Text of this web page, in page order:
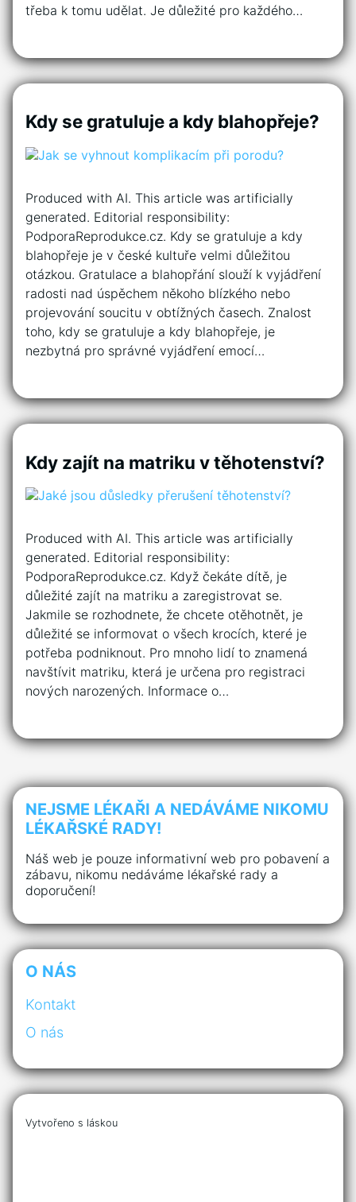
třeba k tomu udělat. Je důležité pro každého…
Kdy se gratuluje a kdy blahopřeje?
Produced with AI. This article was artificially
generated. Editorial responsibility:
PodporaReprodukce.cz. Kdy se gratuluje a kdy
blahopřeje je v české kultuře velmi důležitou
otázkou. Gratulace a blahopřání slouží k vyjádření
radosti nad úspěchem někoho blízkého nebo
projevování soucitu v obtížných časech. Znalost
toho, kdy se gratuluje a kdy blahopřeje, je
nezbytná pro správné vyjádření emocí…
Kdy zajít na matriku v těhotenství?
Produced with AI. This article was artificially
generated. Editorial responsibility:
PodporaReprodukce.cz. Když čekáte dítě, je
důležité zajít na matriku a zaregistrovat se.
Jakmile se rozhodnete, že chcete otěhotnět, je
důležité se informovat o všech krocích, které je
potřeba podniknout. Pro mnoho lidí to znamená
navštívit matriku, která je určena pro registraci
nových narozených. Informace o…
NEJSME LÉKAŘI A NEDÁVÁME NIKOMU
LÉKAŘSKÉ RADY!
Náš web je pouze informativní web pro pobavení a
zábavu, nikomu nedáváme lékařské rady a
doporučení!
O NÁS
Kontakt
O nás
Vytvořeno s láskou